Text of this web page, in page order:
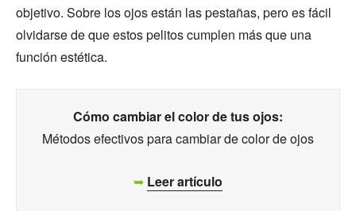
objetivo. Sobre los ojos están las pestañas, pero es fácil
olvidarse de que estos pelitos cumplen más que una
función estética.
Cómo cambiar el color de tus ojos:
Métodos efectivos para cambiar de color de ojos
➥ Leer artículo